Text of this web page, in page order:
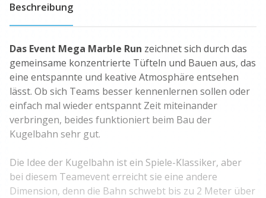
Beschreibung
Das Event Mega Marble Run zeichnet sich durch das
gemeinsame konzentrierte Tüfteln und Bauen aus, das
eine entspannte und keative Atmosphäre entsehen
lässt. Ob sich Teams besser kennenlernen sollen oder
einfach mal wieder entspannt Zeit miteinander
verbringen, beides funktioniert beim Bau der
Kugelbahn sehr gut.
Die Idee der Kugelbahn ist ein Spiele-Klassiker, aber
bei diesem Teamevent erreicht sie eine andere
Dimension, denn die Bahn schwebt bis zu 2 Meter über